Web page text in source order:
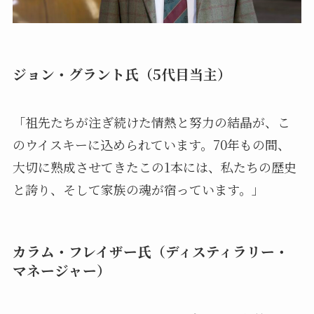
ジョン・グラント氏（5代目当主）
「祖先たちが注ぎ続けた情熱と努力の結晶が、こ
のウイスキーに込められています。70年もの間、
大切に熟成させてきたこの1本には、私たちの歴史
と誇り、そして家族の魂が宿っています。」
カラム・フレイザー氏（ディスティラリー・
マネージャー）